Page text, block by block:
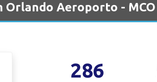
Orlando Aeroporto - MCO
286